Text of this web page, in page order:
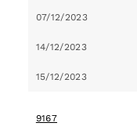
07/12/2023
14/12/2023
15/12/2023
9167